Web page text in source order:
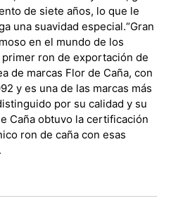
de siete años, lo que le
una suavidad especial.“Gran
en el mundo de los
ron de exportación de
de marcas Flor de Caña, con
y es una de las marcas más
por su calidad y su
Caña obtuvo la certificación
ron de caña con esas